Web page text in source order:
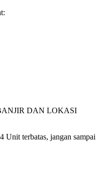
DAN LOKASI
Unit terbatas, jangan sampai